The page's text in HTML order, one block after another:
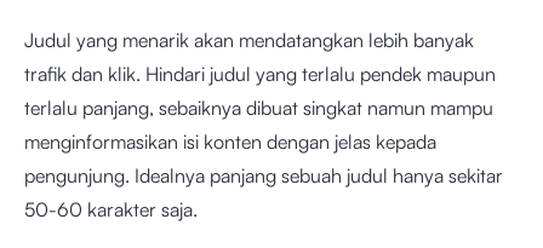
Judul yang menarik akan mendatangkan lebih banyak
trafik dan klik. Hindari judul yang terlalu pendek maupun
terlalu panjang, sebaiknya dibuat singkat namun mampu
menginformasikan isi konten dengan jelas kepada
pengunjung. Idealnya panjang sebuah judul hanya sekitar
50-60 karakter saja.